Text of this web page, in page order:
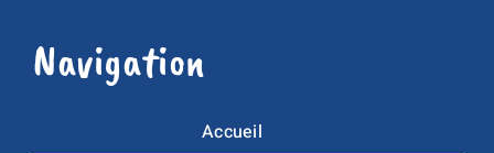
Navigation
Accueil